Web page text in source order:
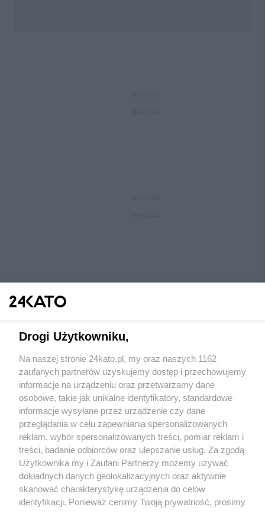
Wydawca mediów lokalnych
Nie zapomnij
zapoznać się z:
polityką prywatności regulamin korzystania z portali
Twojemiasto
Piekary Śląskie
Chorzów
Tarnowskie Góry
Skontaktuj sięz nami
Kontakt
Wydawca
Redakcja
Drogi Użytkowniku,
Na naszej stronie 24kato.pl, my oraz naszych 1162
zaufanych partnerów uzyskujemy dostęp i przechowujemy
informacje na urządzeniu oraz przetwarzamy dane
osobowe, takie jak unikalne identyfikatory, standardowe
informacje wysyłane przez urządzenie czy dane
przeglądania w celu zapewniania spersonalizowanych
reklam, wybór spersonalizowanych treści, pomiar reklam i
treści, badanie odbiorców oraz ulepszanie usług. Za zgodą
Użytkownika my i Zaufani Partnerzy możemy używać
dokładnych danych geolokalizacyjnych oraz aktywnie
skanować charakterystykę urządzenia do celów
identyfikacji. Ponieważ cenimy Twoją prywatność, prosimy